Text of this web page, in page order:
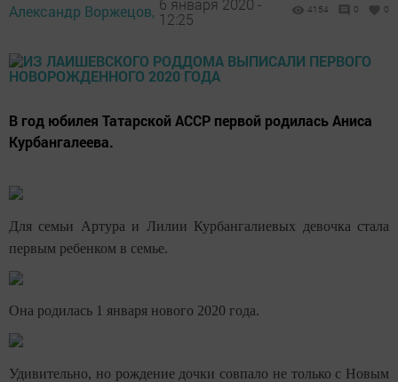
Александр Воржецов, 6 января 2020 -
12:25
4154 0 0
В год юбилея Татарской АССР первой родилась Аниса
Курбангалеева.
Для семьи Артура и Лилии Курбангалиевых девочка стала
первым ребенком в семье.
Она родилась 1 января нового 2020 года.
Удивительно, но рождение дочки совпало не только с Новым